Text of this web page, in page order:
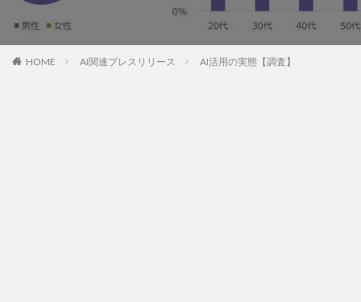
HOME AI関連プレスリリース AI活用の実態【調査】